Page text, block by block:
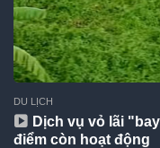
DU LỊCH
Dịch vụ vỏ lãi
điểm còn hoạt động